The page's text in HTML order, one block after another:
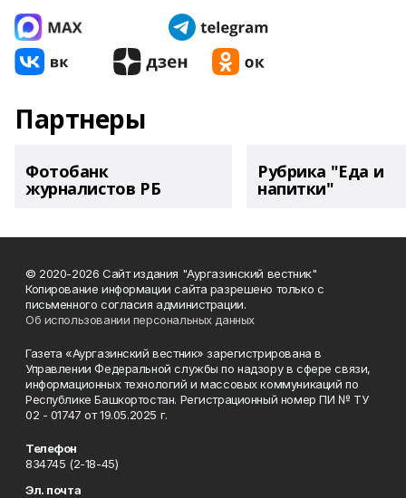
Партнеры
Фотобанк
журналистов РБ
Рубрика "Еда и
напитки"
© 2020-2026 Сайт издания "Аургазинский вестник"
Копирование информации сайта разрешено только с
письменного согласия администрации.
Об использовании персональных данных
Газета «Аургазинский вестник» зарегистрирована в
Управлении Федеральной службы по надзору в сфере связи,
информационных технологий и массовых коммуникаций по
Республике Башкортостан. Регистрационный номер ПИ № ТУ
02 - 01747 от 19.05.2025 г.
Телефон
834745 (2-18-45)
Эл. почта